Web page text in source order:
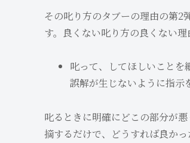
その叱り方のタブーの理由の第2
す。良くない叱り方の良くない
叱って、してほしいことを
誤解が生じないように指示
叱るときに明確にどこの部分が
摘するだけで、どうすれば良か